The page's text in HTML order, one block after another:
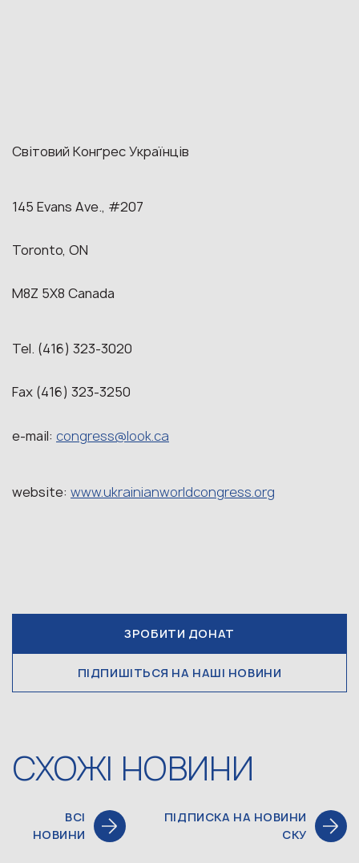
Світовий Конґрес Українців
145 Evans Ave., #207
Toronto, ON
M8Z 5X8 Canada
Tel. (416) 323-3020
Fax (416) 323-3250
e-mail: congress@look.ca
website: www.ukrainianworldcongress.org
ЗРОБИТИ ДОНАТ
ПІДПИШІТЬСЯ НА НАШІ НОВИНИ
СХОЖІ НОВИНИ
ВСІ
НОВИНИ
ПІДПИСКА НА НОВИНИ
СКУ